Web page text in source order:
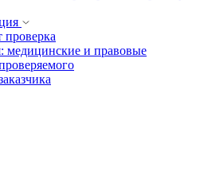
проверка
медицинские и правовые